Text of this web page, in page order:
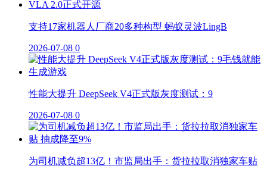
支持17家机器人厂商20多种构型 蚂蚁灵波LingB
2026-07-08 0
性能大提升 DeepSeek V4正式版灰度测试：9
2026-07-08 0
为司机减负超13亿！市监局出手：货拉拉取消独家车贴